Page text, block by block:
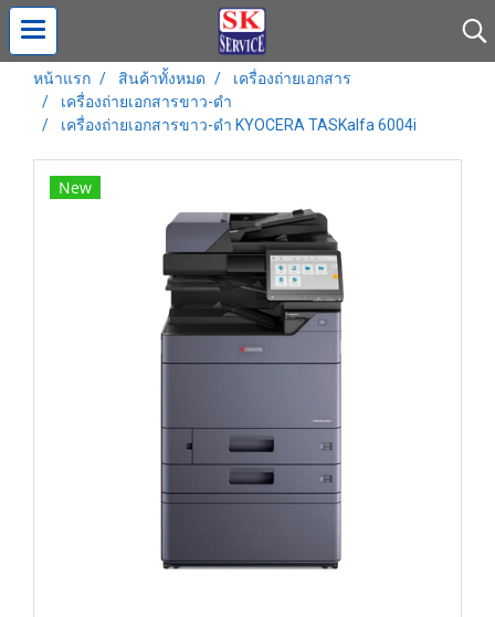
หน้าแรก สินค้าทั้งหมด
เครื่องถ่ายเอกสาร
เครื่องถ่ายเอกสารขาว-ดำ
เครื่องถ่ายเอกสารขาว-ดำ KYOCERA TASKalfa 6004i
New